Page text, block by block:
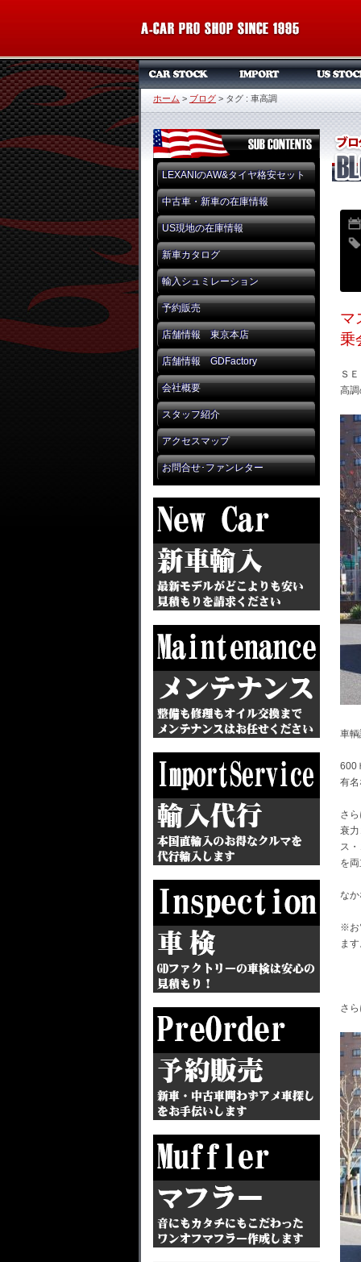
ホーム > ブログ > タグ : 車高調
LEXANIのAW&タイヤ格安セット
中古車・新車の在庫情報
US現地の在庫情報
新車カタログ
輸入シュミレーション
予約販売
店舗情報 東京本店
店舗情報 GDFactory
会社概要
スタッフ紹介
アクセスマップ
お問合せ･ファンレター
マ
乗
Ｓ
高
車
600
有
さ
衰
ス
を
な
※お
ま
さ